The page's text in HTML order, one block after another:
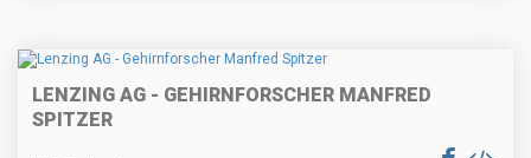
LENZING AG - GEHIRNFORSCHER MANFRED
SPITZER